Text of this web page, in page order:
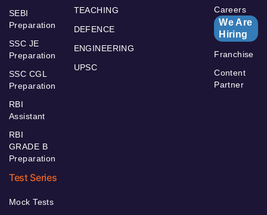
SEBI
Preparation
SSC JE
Preparation
SSC CGL
Preparation
RBI
Assistant
RBI
GRADE B
Preparation
TEACHING
DEFENCE
ENGINEERING
UPSC
Careers
We Are
Hiring
Franchise
Content
Partner
Test Series
Mock Tests